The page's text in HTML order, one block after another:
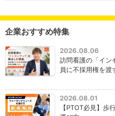
企業おすすめ特集
2026.08.06
訪問看護の「イン
員に不採用権を渡
2026.08.01
【PTOT必見】歩